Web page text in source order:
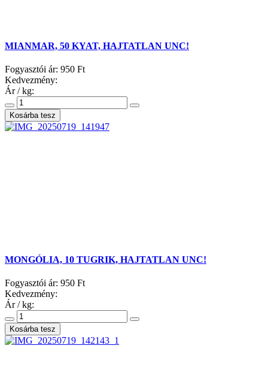
MIANMAR, 50 KYAT, HAJTATLAN UNC!
Fogyasztói ár: 950 Ft
Kedvezmény:
Ár / kg:
MONGÓLIA, 10 TUGRIK, HAJTATLAN UNC!
Fogyasztói ár: 950 Ft
Kedvezmény:
Ár / kg: